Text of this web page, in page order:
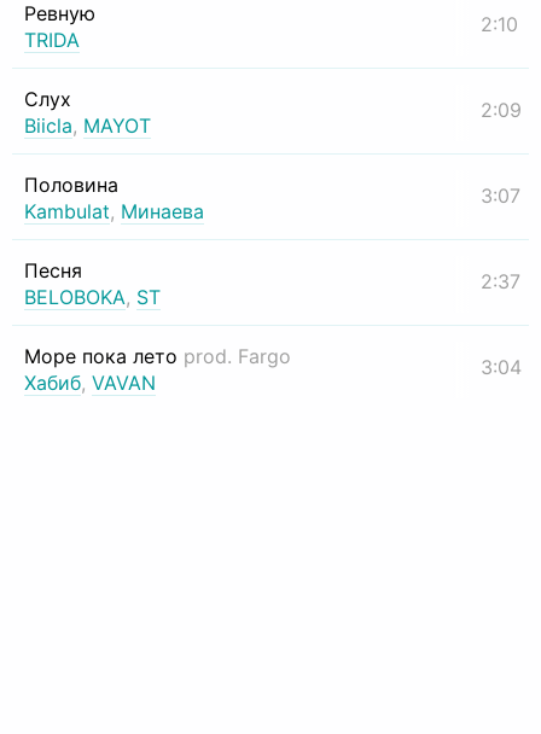
Ревную
TRIDA
2:10
Слух
Biicla, MAYOT
2:09
Половина
Kambulat, Минаева
3:07
Песня
BELOBOKA, ST
2:37
Море пока лето prod. Fargo
Хабиб, VAVAN
3:04